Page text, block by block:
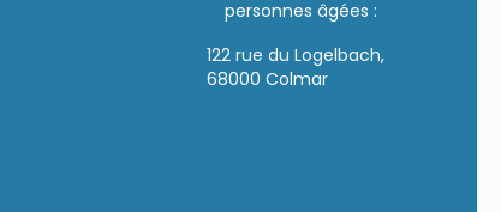
personnes âgées :
122 rue du Logelbach,
68000 Colmar